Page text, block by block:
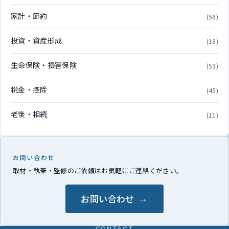
家計・節約 (58)
投資・資産形成 (18)
生命保険・損害保険 (53)
税金・控除 (45)
老後・相続 (11)
お問い合わせ
取材・執筆・監修のご依頼はお気軽にご連絡ください。
お問い合わせ